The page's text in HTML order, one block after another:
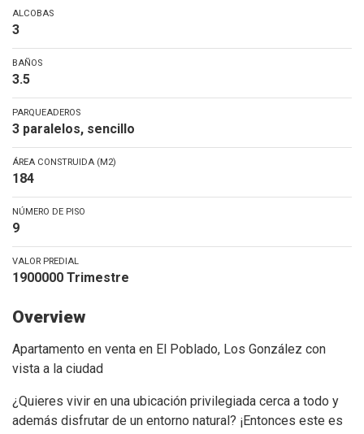
ALCOBAS
3
BAÑOS
3.5
PARQUEADEROS
3 paralelos, sencillo
ÁREA CONSTRUIDA (M2)
184
NÚMERO DE PISO
9
VALOR PREDIAL
1900000 Trimestre
Overview
Apartamento en venta en El Poblado, Los González con
vista a la ciudad
¿Quieres vivir en una ubicación privilegiada cerca a todo y
además disfrutar de un entorno natural? ¡Entonces este es